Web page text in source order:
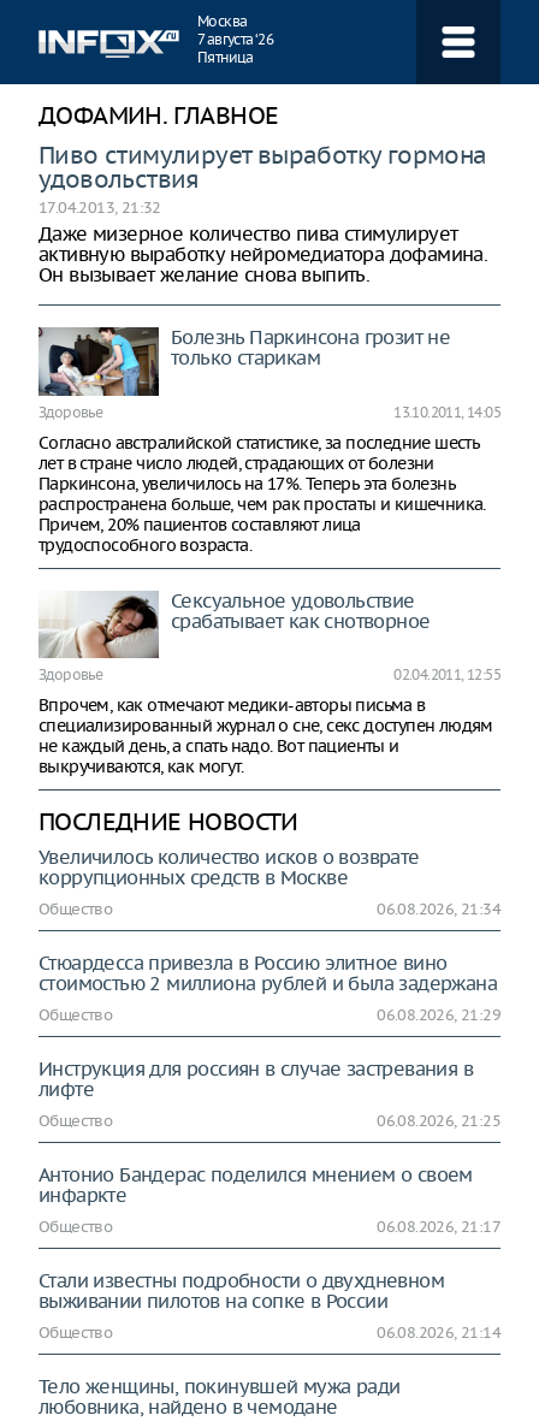
Москва
7 августа ‘26
Пятница
ДОФАМИН. ГЛАВНОЕ
Пиво стимулирует выработку гормона
удовольствия
17.04.2013, 21:32
Даже мизерное количество пива стимулирует
активную выработку нейромедиатора дофамина.
Он вызывает желание снова выпить.
Болезнь Паркинсона грозит не
только старикам
Здоровье 13.10.2011, 14:05
Согласно австралийской статистике, за последние шесть
лет в стране число людей, страдающих от болезни
Паркинсона, увеличилось на 17%. Теперь эта болезнь
распространена больше, чем рак простаты и кишечника.
Причем, 20% пациентов составляют лица
трудоспособного возраста.
Сексуальное удовольствие
срабатывает как снотворное
Здоровье 02.04.2011, 12:55
Впрочем, как отмечают медики-авторы письма в
специализированный журнал о сне, секс доступен людям
не каждый день, а спать надо. Вот пациенты и
выкручиваются, как могут.
ПОСЛЕДНИЕ НОВОСТИ
Увеличилось количество исков о возврате
коррупционных средств в Москве
Общество 06.08.2026, 21:34
Стюардесса привезла в Россию элитное вино
стоимостью 2 миллиона рублей и была задержана
Общество 06.08.2026, 21:29
Инструкция для россиян в случае застревания в
лифте
Общество 06.08.2026, 21:25
Антонио Бандерас поделился мнением о своем
инфаркте
Общество 06.08.2026, 21:17
Стали известны подробности о двухдневном
выживании пилотов на сопке в России
Общество 06.08.2026, 21:14
Тело женщины, покинувшей мужа ради
любовника, найдено в чемодане